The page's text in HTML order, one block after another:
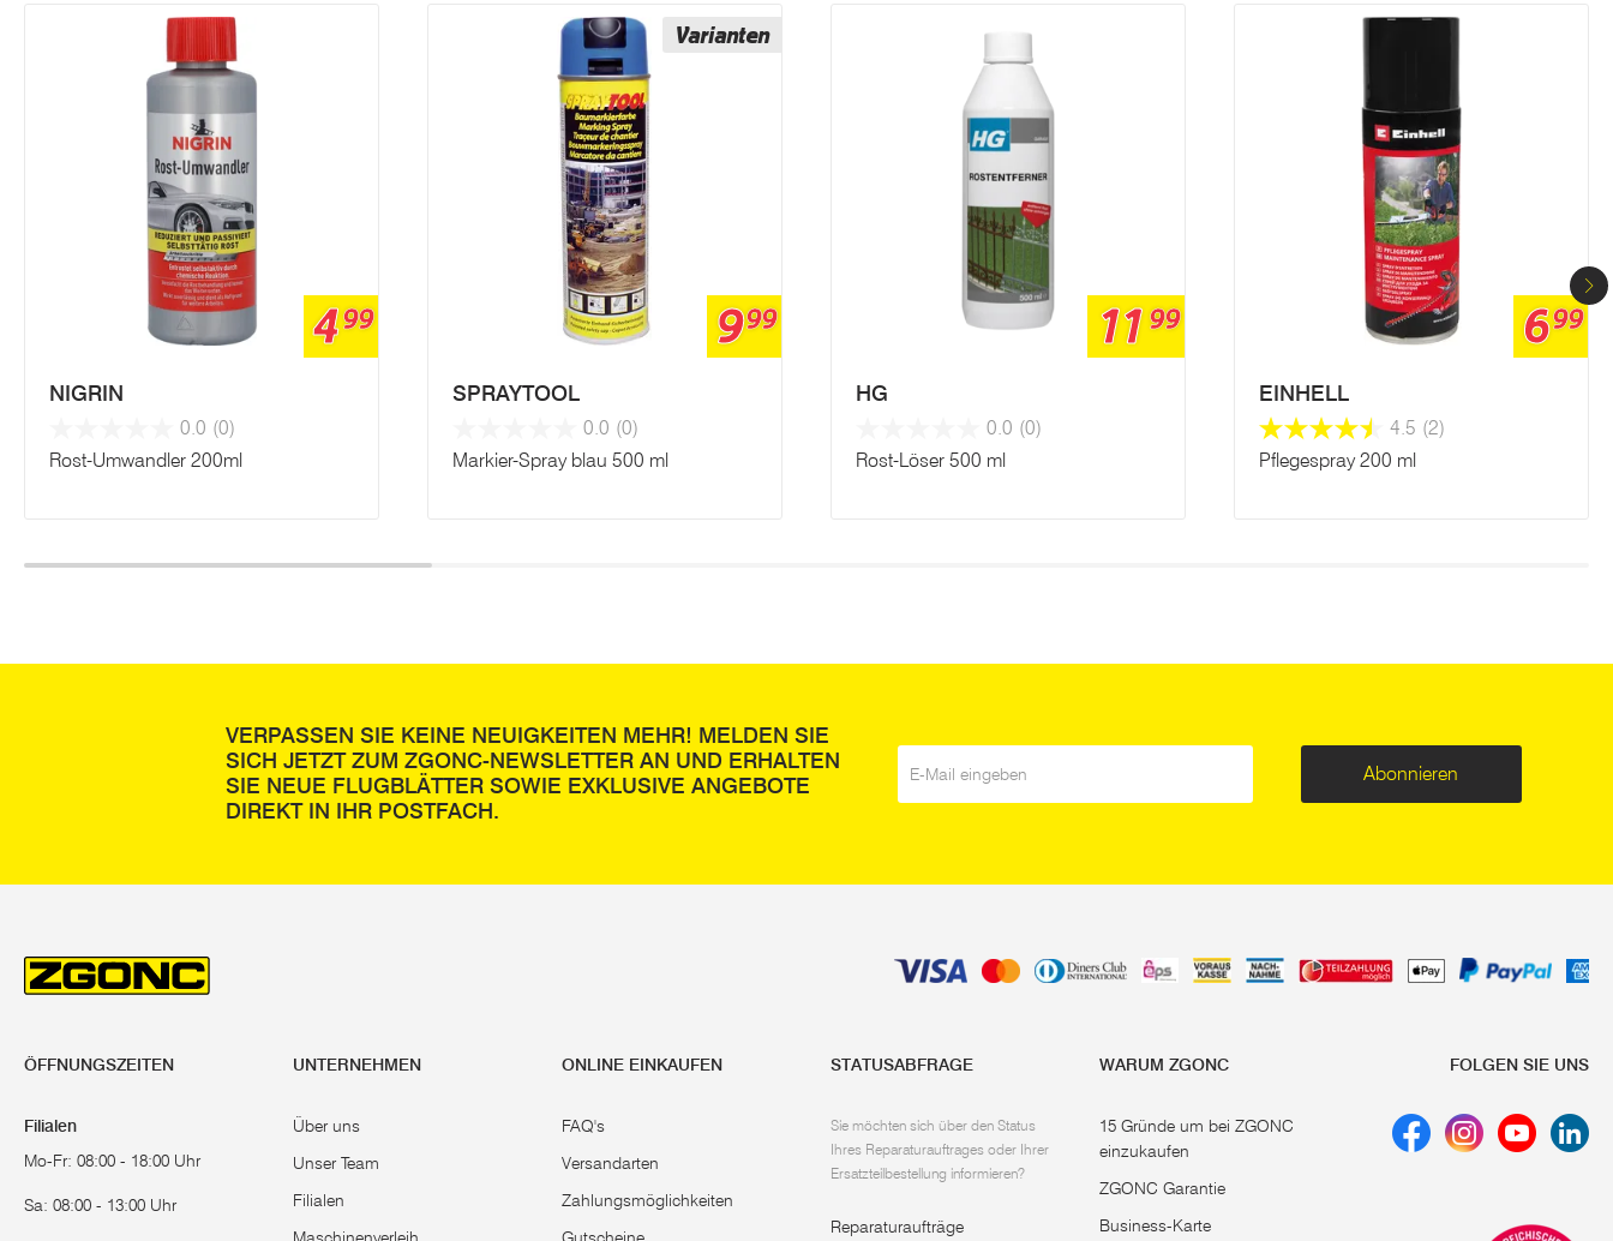
499
NIGRIN
0.0 (0)
Rost-Umwandler 200ml
Varianten
999
SPRAYTOOL
0.0 (0)
Markier-Spray blau 500 ml
11 99
HG
0.0 (0)
Rost-Löser 500 ml
699
EINHELL
4.5 (2)
Pflegespray 200 ml
VERPASSEN SIE KEINE NEUIGKEITEN MEHR! MELDEN SIE
SICH JETZT ZUM ZGONC-NEWSLETTER AN UND ERHALTEN
SIE NEUE FLUGBLÄTTER SOWIE EXKLUSIVE ANGEBOTE
DIREKT IN IHR POSTFACH.
Abonnieren
ÖFFNUNGSZEITEN
Filialen
Mo-Fr: 08:00 - 18:00 Uhr
Sa: 08:00 - 13:00 Uhr
UNTERNEHMEN
Über uns
Unser Team
Filialen
ONLINE EINKAUFEN
FAQ's
Versandarten
Zahlungsmöglichkeiten
STATUSABFRAGE
Sie möchten sich über den Status
Ihres Reparaturauftrages oder Ihrer
Ersatzteilbestellung informieren?
Reparaturaufträge
WARUM ZGONC
15 Gründe um bei ZGONC
einzukaufen
ZGONC Garantie
Business-Karte
FOLGEN SIE UNS